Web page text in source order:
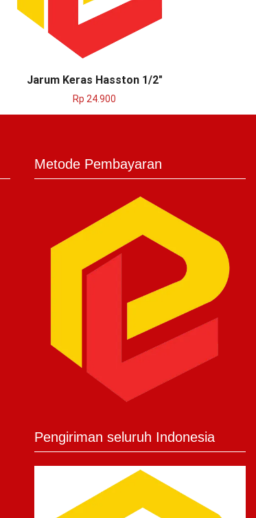
Jarum Keras Hasston 1/2″
Rp 24.900
Metode Pembayaran
Pengiriman seluruh Indonesia